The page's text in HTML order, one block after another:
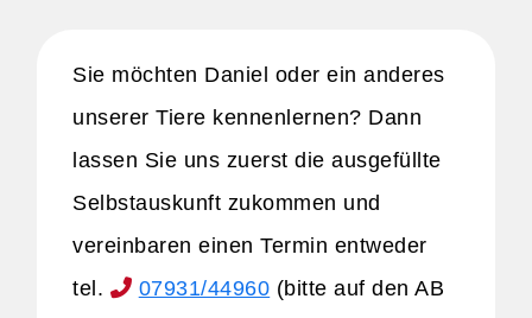
Sie möchten Daniel oder ein anderes
unserer Tiere kennenlernen? Dann
lassen Sie uns zuerst die ausgefüllte
Selbstauskunft zukommen und
vereinbaren einen Termin entweder
tel.
07931/44960 (bitte auf den AB